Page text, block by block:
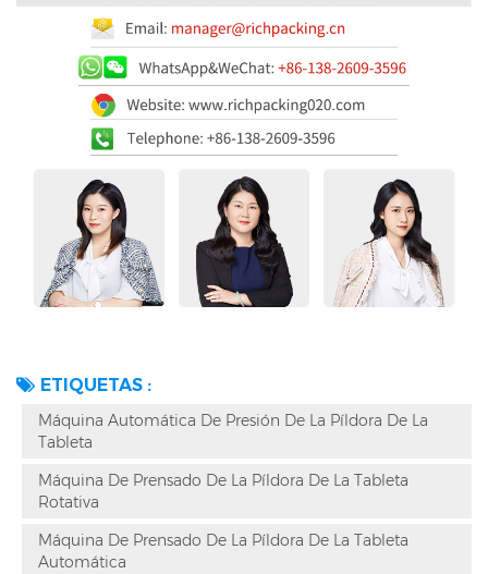
ETIQUETAS :
Máquina Automática De Presión De La Píldora De La
Tableta
Máquina De Prensado De La Píldora De La Tableta
Rotativa
Máquina De Prensado De La Píldora De La Tableta
Automática